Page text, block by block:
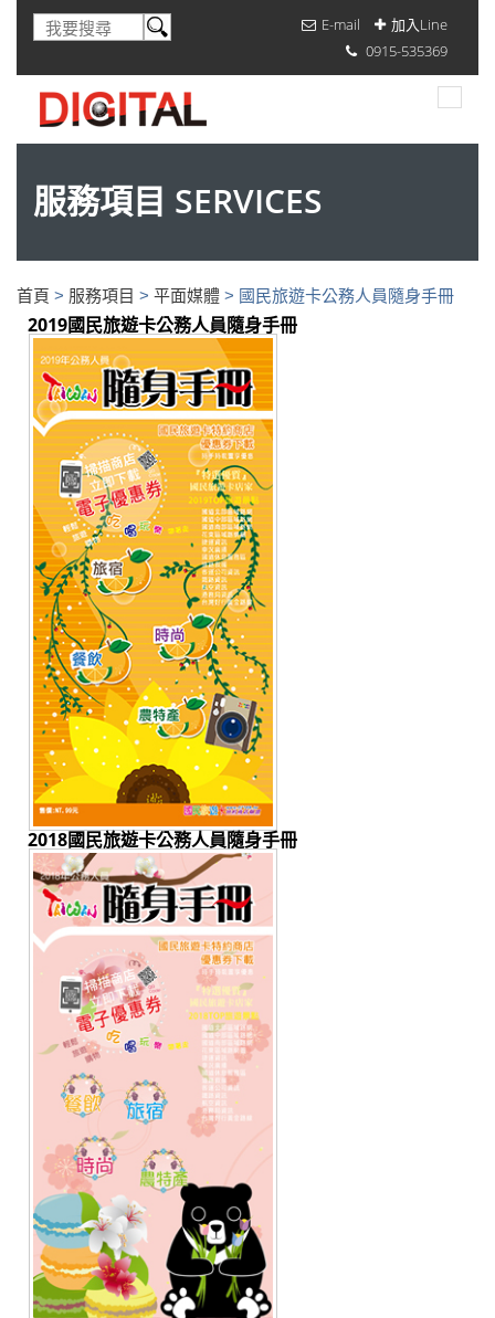
加入Line
E-mail
0915-535369
服務項目 SERVICES
首頁 > 服務項目 > 平面媒體 > 國民旅遊卡公務人員隨身手冊
2019國民旅遊卡公務人員隨身手冊
2018國民旅遊卡公務人員隨身手冊